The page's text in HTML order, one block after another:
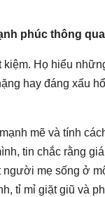
phúc thông
Họ hiểu
hay đáng xấu
mẽ và tính
tin chắc rằng
mẹ sống ở
tỉ mỉ giặt giũ và